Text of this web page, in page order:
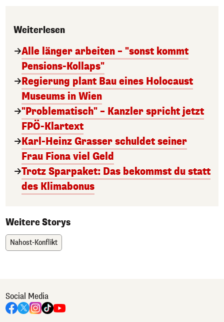
Weiterlesen
Alle länger arbeiten – "sonst kommt
Pensions-Kollaps"
Regierung plant Bau eines Holocaust
Museums in Wien
"Problematisch" – Kanzler spricht jetzt
FPÖ-Klartext
Karl-Heinz Grasser schuldet seiner
Frau Fiona viel Geld
Trotz Sparpaket: Das bekommst du statt
des Klimabonus
Weitere Storys
Nahost-Konflikt
Social Media